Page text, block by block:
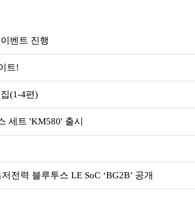
벤트 진행
트!
(1-4편)
세트 'KM580' 출시
전력 블루투스 LE SoC ‘BG2B’ 공개